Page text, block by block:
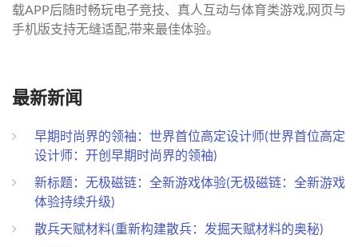
载APP后随时畅玩电子竞技、真人互动与体育类游戏,网页与
手机版支持无缝适配,带来最佳体验。
最新新闻
早期时尚界的领袖：世界首位高定设计师(世界首位高定
设计师：开创早期时尚界的领袖)
新标题：无极磁链：全新游戏体验(无极磁链：全新游戏
体验持续升级)
散兵天赋材料(重新构建散兵：发掘天赋材料的奥秘)